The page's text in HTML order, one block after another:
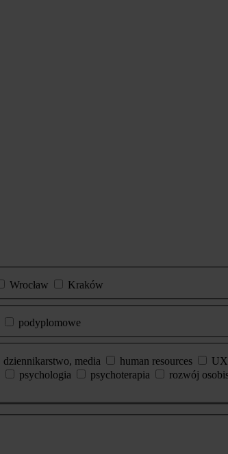
Wrocław
Kraków
podyplomowe
dziennikarstwo, media human resources
psychologia psychoterapia rozwój